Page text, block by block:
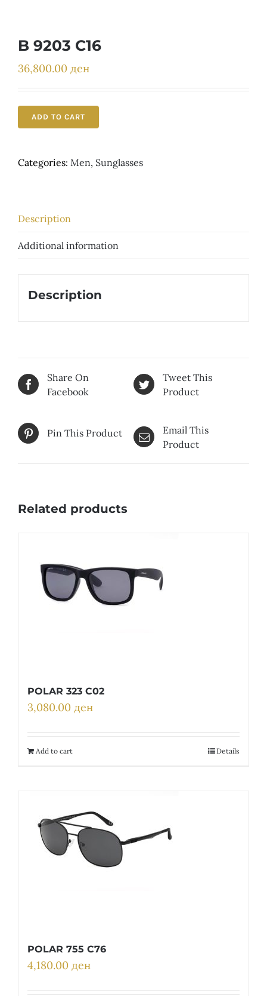
B 9203 C16
36,800.00 ден
ADD TO CART
Categories: Men, Sunglasses
Description
Additional information
Description
Share On
Facebook
Tweet This
Product
Pin This Product
Email This
Product
Related products
POLAR 323 C02
3,080.00 ден
Add to cart Details
POLAR 755 C76
4,180.00 ден